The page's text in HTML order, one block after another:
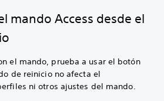
mando Access desde el
el mando, prueba a usar el botón
de reinicio no afecta el
ni otros ajustes del mando.